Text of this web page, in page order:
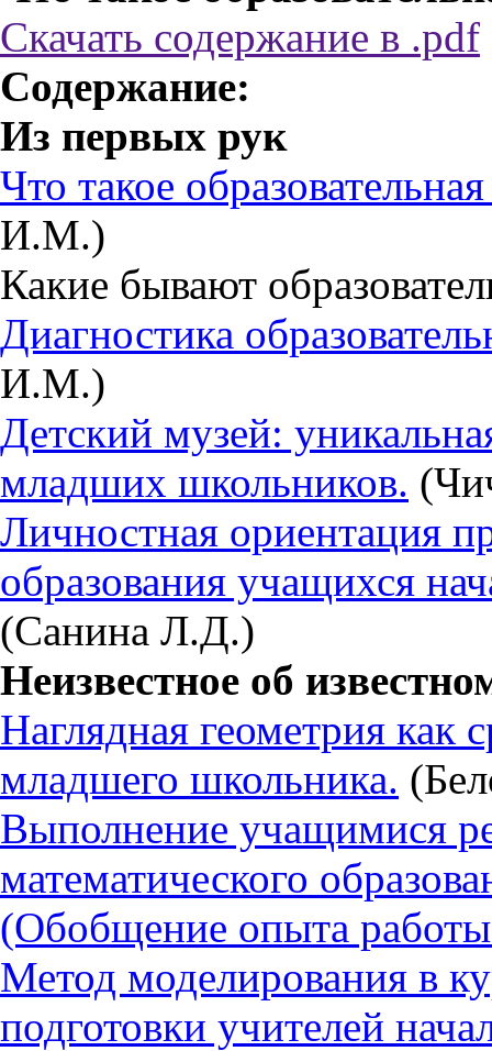
Скачать содержание в .pdf
Содержание:
Из первых рук
Что такое
И.М.)
Какие бывают
Диагностика
И.М.)
Детский музей:
младших школьников.
Личностная ориентация
образования учащихся
(Санина Л.Д.)
Неизвестное об
Наглядная геометрия как
младшего школьника.
Выполнение учащимися
математического
(Обобщение опыта
Метод моделирования в
подготовки учителей